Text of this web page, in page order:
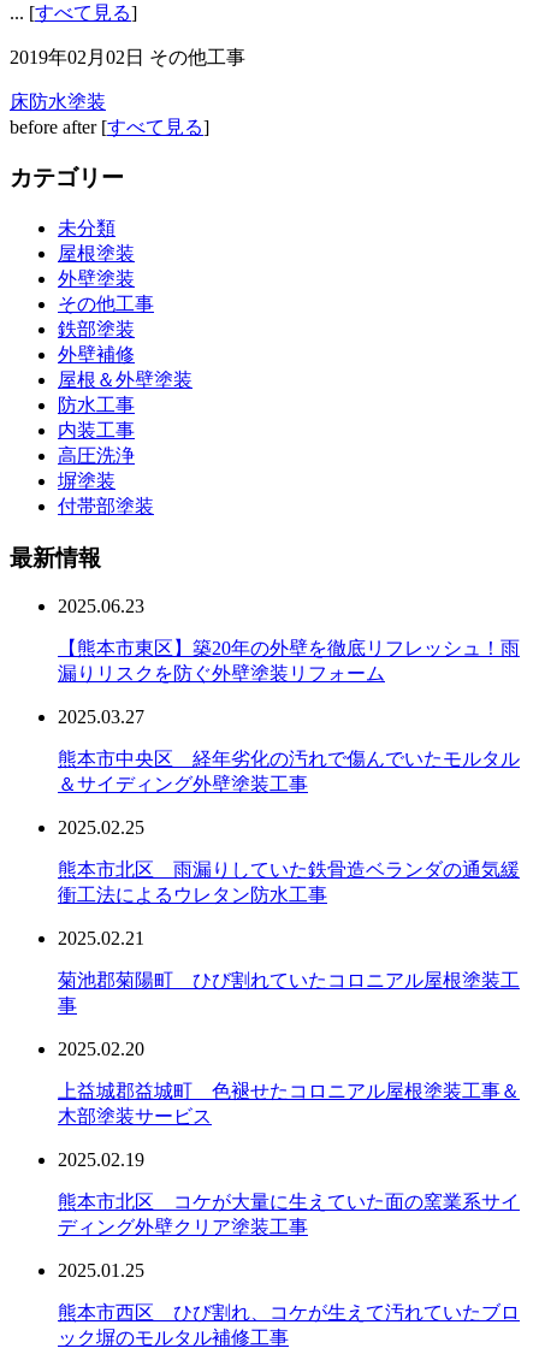
... [すべて見る]
2019年02月02日 その他工事
床防水塗装
before after [すべて見る]
カテゴリー
未分類
屋根塗装
外壁塗装
その他工事
鉄部塗装
外壁補修
屋根＆外壁塗装
防水工事
内装工事
高圧洗浄
塀塗装
付帯部塗装
最新情報
2025.06.23
【熊本市東区】築20年の外壁を徹底リフレッシュ！雨
漏りリスクを防ぐ外壁塗装リフォーム
2025.03.27
熊本市中央区 経年劣化の汚れで傷んでいたモルタル
＆サイディング外壁塗装工事
2025.02.25
熊本市北区 雨漏りしていた鉄骨造ベランダの通気緩
衝工法によるウレタン防水工事
2025.02.21
菊池郡菊陽町 ひび割れていたコロニアル屋根塗装工
事
2025.02.20
上益城郡益城町 色褪せたコロニアル屋根塗装工事＆
木部塗装サービス
2025.02.19
熊本市北区 コケが大量に生えていた面の窯業系サイ
ディング外壁クリア塗装工事
2025.01.25
熊本市西区 ひび割れ、コケが生えて汚れていたブロ
ック塀のモルタル補修工事